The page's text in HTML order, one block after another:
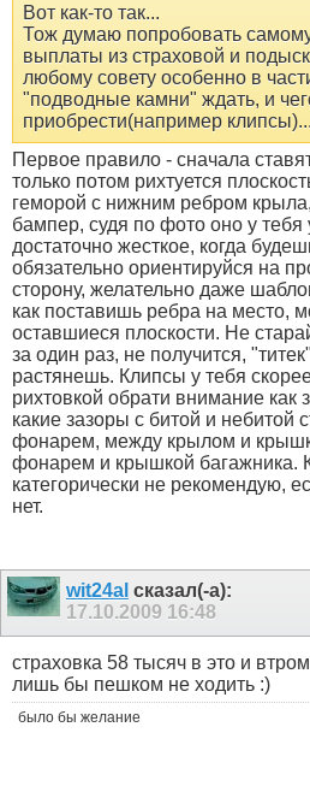
Вот как-то так...
Тож думаю попробовать
выплаты из страховой и
любому совету особенно в
"подводные камни" ждать, и
приобрести(например клипсы)...
Первое правило - сначала
только потом рихтуется
геморой с нижним ребром
бампер, судя по фото оно у
достаточно жесткое, когда
обязательно ориентируйся на
сторону, желательно даже
как поставишь ребра на место,
оставшиеся плоскости. Не
за один раз, не получится,
растянешь. Клипсы у тебя
рихтовкой обрати внимание как
какие зазоры с битой и
фонарем, между крылом и
фонарем и крышкой багажника.
категорически не рекомендую,
нет.
wit24al сказал(-а):
17.10.2009 16:48
страховка 58 тысяч в это и
лишь бы пешком не ходить :)
было бы желание